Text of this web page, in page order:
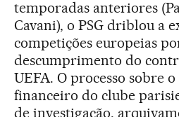
temporadas anteriores
Cavani), o PSG driblou a
competições europeias
descumprimento do
UEFA. O processo sobre
financeiro do clube
de investigação,